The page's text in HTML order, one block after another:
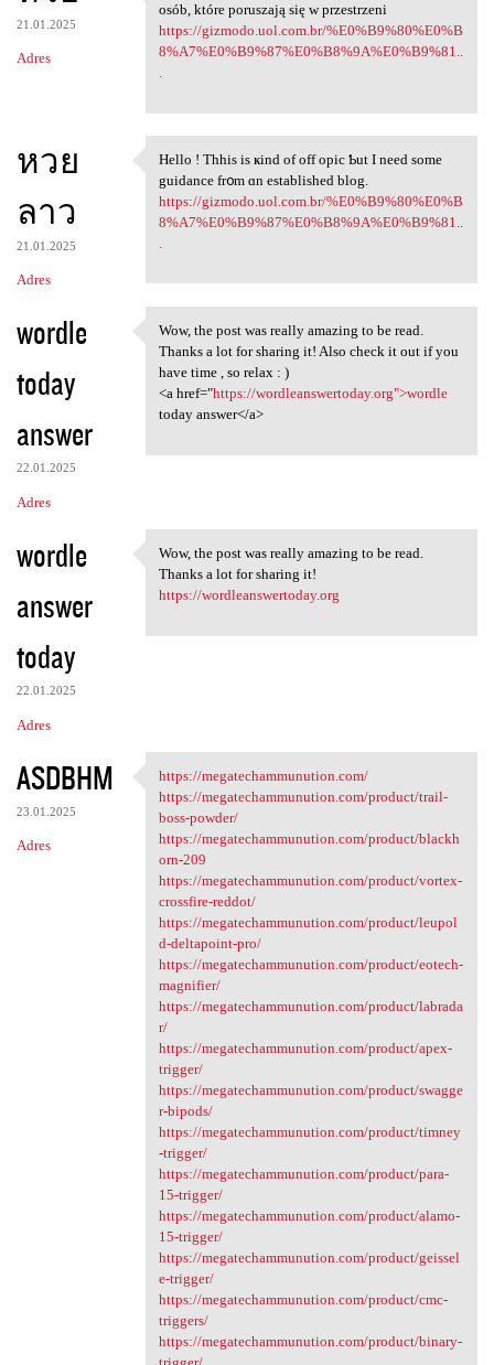
21.01.2025
Adres
osób, które poruszają się w przestrzeni
https://gizmodo.uol.com.br/%E0%B9%80%E0%B
8%A7%E0%B9%87%E0%B8%9A%E0%B9%81..
.
หวย
ลาว
21.01.2025
Adres
Hеllo ! Thhis іs ҝind of off
Hеllo ! Thhis іs ҝind of off opic Ƅut I need some
guidance fr᧐m ɑn established blog.
https://gizmodo.uol.com.br/%E0%B9%80%E0%B
8%A7%E0%B9%87%E0%B8%9A%E0%B9%81..
wordle
today
answer
22.01.2025
Adres
Wow, the post was really
Wow, the post was really amazing to be read.
Thanks a lot for sharing it! Also check it out if you
have time , so relax : )
<a href="https://wordleanswertoday.org">wordle
today answer</a>
wordle
answer
today
22.01.2025
Adres
Wow, the post was really
Wow, the post was really amazing to be read.
Thanks a lot for sharing it!
https://wordleanswertoday.org
ASDBHM
23.01.2025
Adres
https://megatechammunution
https://megatechammunution.com/
https://megatechammunution.com/product/trail-
boss-powder/
https://megatechammunution.com/product/blackh
orn-209
https://megatechammunution.com/product/vortex-
crossfire-reddot/
https://megatechammunution.com/product/leupol
d-deltapoint-pro/
https://megatechammunution.com/product/eotech-
magnifier/
https://megatechammunution.com/product/labrada
r/
https://megatechammunution.com/product/apex-
trigger/
https://megatechammunution.com/product/swagge
r-bipods/
https://megatechammunution.com/product/timney
-trigger/
https://megatechammunution.com/product/para-
15-trigger/
https://megatechammunution.com/product/alamo-
15-trigger/
https://megatechammunution.com/product/geissel
e-trigger/
https://megatechammunution.com/product/cmc-
triggers/
https://megatechammunution.com/product/binary-